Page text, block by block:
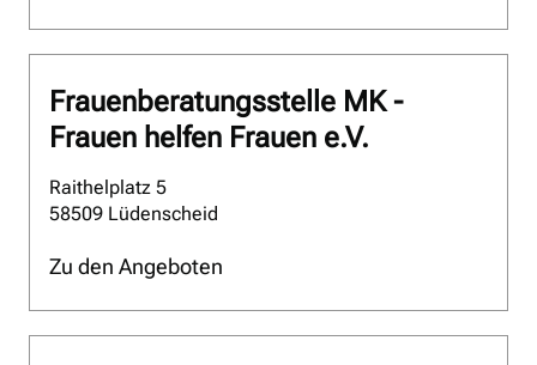
Frauenberatungsstelle MK -
Frauen helfen Frauen e.V.
Raithelplatz 5
58509 Lüdenscheid
Zu den Angeboten